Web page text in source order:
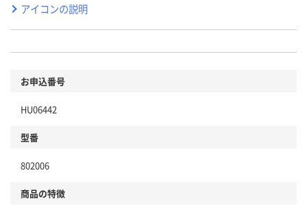
アイコンの説明
お申込番号
HU06442
型番
802006
商品の特徴